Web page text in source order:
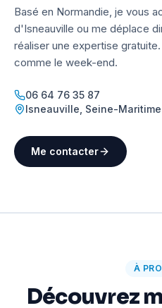
Basé en Normandie, je vous
d'Isneauville ou me déplace
réaliser une expertise
comme le week-end.
06 64 76 35 87
Isneauville Seine-
Me contacter
À
Découvrez